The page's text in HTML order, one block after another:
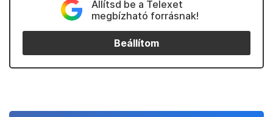
Állítsd be a Telexet
megbízható forrásnak!
Beállítom